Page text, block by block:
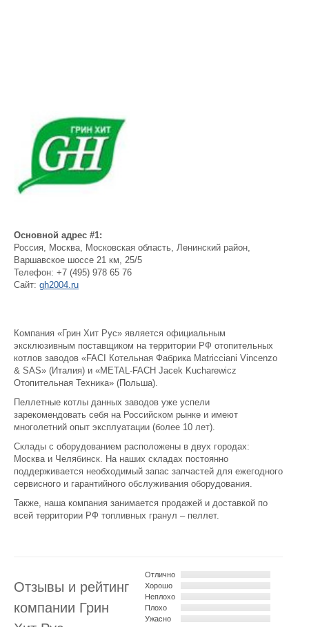
Основной адрес #1:
Россия, Москва, Московская область, Ленинский район,
Варшавское шоссе 21 км, 25/5
Телефон: +7 (495) 978 65 76
Сайт: gh2004.ru
Компания «Грин Хит Рус» является официальным
эксклюзивным поставщиком на территории РФ отопительных
котлов заводов «FACI Котельная Фабрика Matricciani Vincenzo
& SAS» (Италия) и «METAL-FACH Jacek Kucharewicz
Отопительная Техника» (Польша).
Пеллетные котлы данных заводов уже успели
зарекомендовать себя на Российском рынке и имеют
многолетний опыт эксплуатации (более 10 лет).
Склады с оборудованием расположены в двух городах:
Москва и Челябинск. На наших складах постоянно
поддерживается необходимый запас запчастей для ежегодного
сервисного и гарантийного обслуживания оборудования.
Также, наша компания занимается продажей и доставкой по
всей территории РФ топливных гранул – пеллет.
Отлично
Хорошо
Неплохо
Плохо
Ужасно
Отзывы и рейтинг
компании Грин